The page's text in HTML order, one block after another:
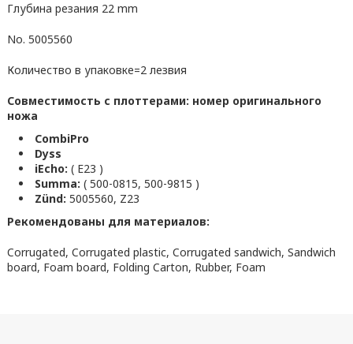
Глубина резания 22 mm
No. 5005560
Количество в упаковке=2 лезвия
Совместимость с плоттерами: номер оригинального
ножа
CombiPro
Dyss
iEcho: ( E23 )
Summa: ( 500-0815, 500-9815 )
Zünd: 5005560, Z23
Рекомендованы для материалов:
Corrugated, Corrugated plastic, Corrugated sandwich, Sandwich
board, Foam board, Folding Carton, Rubber, Foam